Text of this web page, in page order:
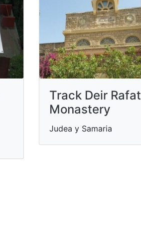
Track Deir Rafat
Monastery
Judea y Samaria